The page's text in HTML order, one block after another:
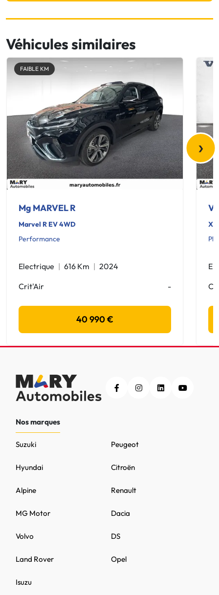
Véhicules similaires
FAIBLE KM
Mg MARVEL R
Marvel R EV 4WD
Performance
Electrique 616 Km 2024
Crit'Air -
40 990 €
›
Nos marques
Peugeot
DS
MG Motor
Citroën
Opel
Volvo
Renault
Hyundai
Land Rover
Dacia
Alpine
Isuzu
Suzuki